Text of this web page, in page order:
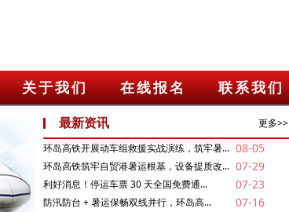
关于我们 在线报名 联系我们
最新资讯
更多>>
环岛高铁开展动车组救援实战演练，筑牢暑... 08-05
环岛高铁筑牢自贸港暑运根基，设备提质改... 07-29
利好消息！停运车票 30 天全国免费通... 07-23
防汛防台 + 暑运保畅双线并行，环岛高... 07-16